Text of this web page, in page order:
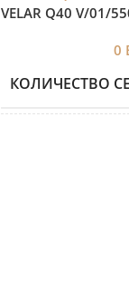
VELAR Q40 V/01/
0
КОЛИЧЕСТВО